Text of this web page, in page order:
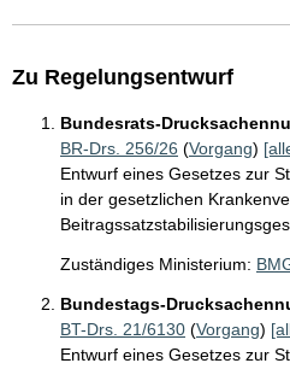
Zu Regelungsentwurf
Bundesrats-
BR-Drs. 256/26 (Vorgang)
Entwurf eines Gesetzes zur
in der gesetzlichen
Zuständiges Ministerium:
Bundestags-
BT-Drs. 21/6130 (Vorgang)
Entwurf eines Gesetzes zur